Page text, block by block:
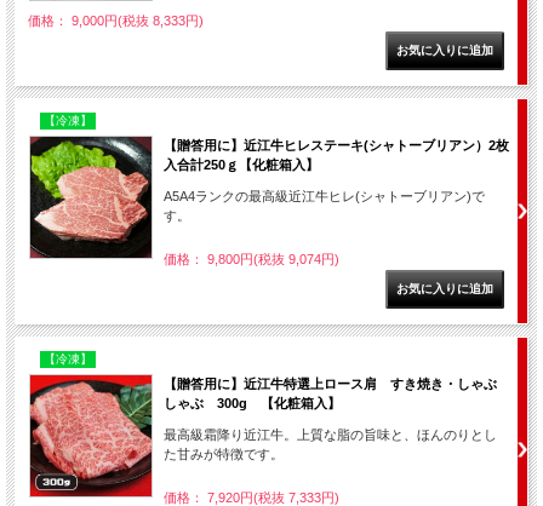
価格： 9,000円(税抜 8,333円)
【冷凍】
【贈答用に】近江牛ヒレステーキ(シャトーブリアン）2枚
入合計250ｇ【化粧箱入】
A5A4ランクの最高級近江牛ヒレ(シャトーブリアン)で
す。
価格： 9,800円(税抜 9,074円)
【冷凍】
【贈答用に】近江牛特選上ロース肩 すき焼き・しゃぶ
しゃぶ 300g 【化粧箱入】
最高級霜降り近江牛。上質な脂の旨味と、ほんのりとし
た甘みが特徴です。
価格： 7,920円(税抜 7,333円)